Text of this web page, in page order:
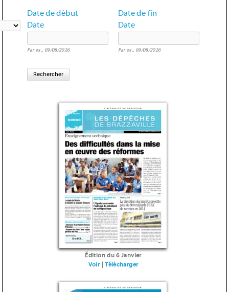
Date de début
Date
Par ex., 09/08/2026
Date de fin
Date
Par ex., 09/08/2026
Édition du 6 Janvier
Voir|Télécharger